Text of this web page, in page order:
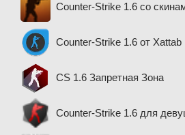
Counter-Strike 1.6 со
Counter-Strike 1.6 от Xattab
CS 1.6 Запретная Зона